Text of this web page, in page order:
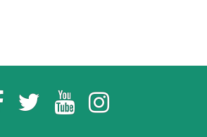
FacebookTwitter YouTubeInstagram